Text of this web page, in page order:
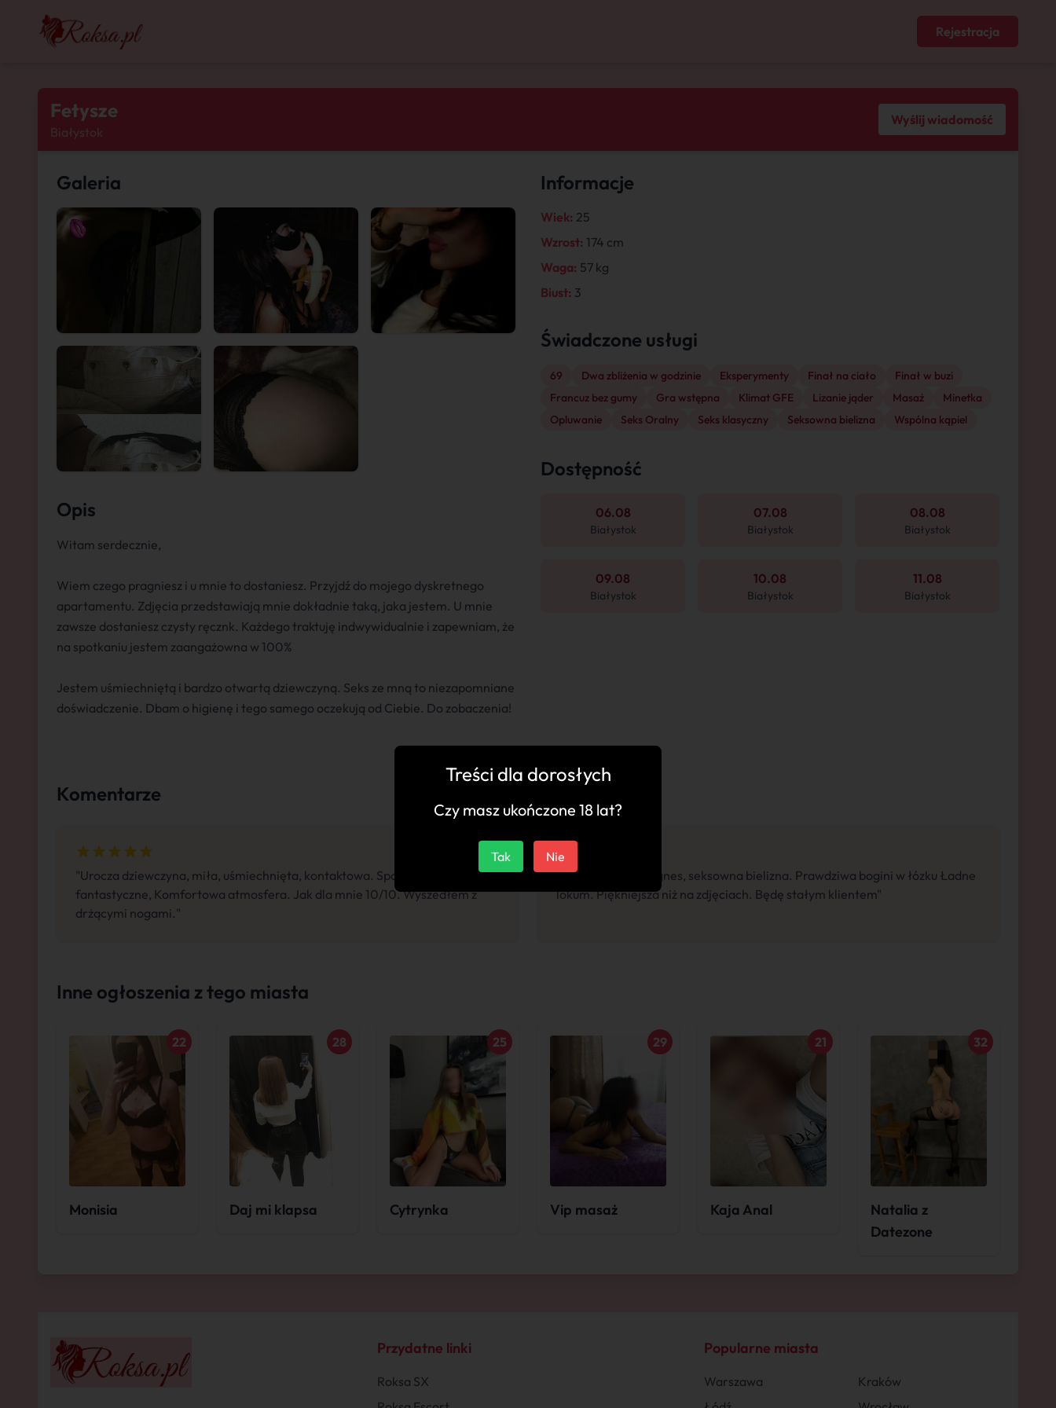
Rejestracja
Fetysze
Białystok
Wyślij wiadomość
Galeria
Opis
Witam serdecznie,
Wiem czego pragniesz i u mnie to dostaniesz. Przyjdź do mojego dyskretnego
apartamentu. Zdjęcia przedstawiają mnie dokładnie taką, jaka jestem. U mnie
zawsze dostaniesz czysty ręcznk. Każdego traktuję indwywidualnie i zapewniam, że
na spotkaniu jestem zaangażowna w 100%
Jestem uśmiechniętą i bardzo otwartą dziewczyną. Seks ze mną to niezapomniane
doświadczenie. Dbam o higienę i tego samego oczekują od Ciebie. Do zobaczenia!
Informacje
Wiek: 25
Wzrost: 174 cm
Waga: 57 kg
Biust: 3
Świadczone usługi
69 Dwa zbliżenia w godzinie Eksperymenty Finał na ciało
Finał w buzi
Francuz bez gumy
Gra wstępna Klimat GFE Lizanie jąder Masaż
Minetka
Opluwanie
Seks Oralny Seks klasyczny Seksowna bielizna Wspólna kąpiel
Dostępność
06.08
Białystok
07.08
Białystok
08.08
Białystok
09.08
Białystok
10.08
Białystok
11.08
Białystok
Komentarze
"Urocza dziewczyna, miła, uśmiechnięta, kontaktowa. Spotkanie
fantastyczne, Komfortowa atmosfera. Jak dla mnie 10/10. Wyszedłem z
drżącymi nogami."
"Przyciąga jak magnes, seksowna bielizna. Prawdziwa bogini w łózku Ładne
lokum. Piękniejsza niż na zdjęciach. Będę stałym klientem"
Inne ogłoszenia z tego miasta
Monisia
22
Daj mi klapsa
28
Cytrynka
25
Vip masaż
29
Kaja Anal
21
Natalia z
Datezone
32
Treści dla dorosłych
Czy masz ukończone 18 lat?
Tak Nie
Przydatne linki
Roksa SX
Popularne miasta
Warszawa
Kraków